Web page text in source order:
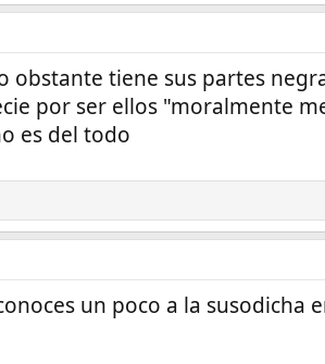
tiene sus partes
por ser ellos "moralmente
es del todo
un poco a la susodicha